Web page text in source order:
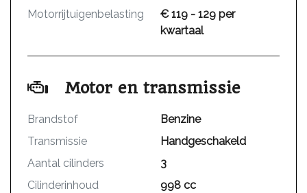
Motorrijtuigenbelasting
€ 119 - 129 per
kwartaal
Motor en transmissie
Brandstof
Benzine
Transmissie
Handgeschakeld
Aantal cilinders
3
Cilinderinhoud
998 cc